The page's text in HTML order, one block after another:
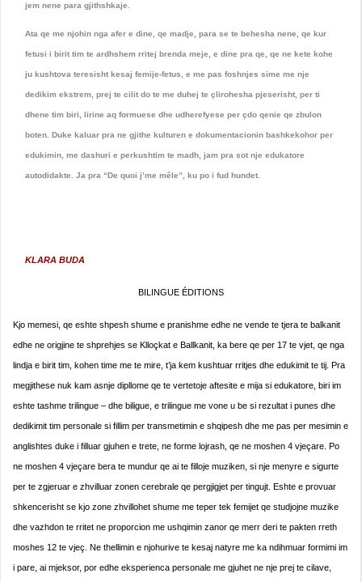
jem nene para gjithshkaje.
Ata qe me njohin nga afer e dine, qe madje, para se te behesha nene, qe kur
fetusi i birit tim te ardhshem rritej brenda meje, e dine pra qe, qe ne kete kohe
ju kushtova teresisht kesaj femije-fetus, e me pas foshnjes sime me nje
dedikim ekstrem, prej te cilit do te me duhej te çlirohesha pjeserisht, per ti
dhene tim biri, lirine aq formuese dhe udherefyese per çdo qenie qe zbulon
boten. Duke kaluar pra ne gjithe kulturen e dokumentacionin bashkekohor per
edukimin, me dashuri e perkushtim te madh, jam pra sot nje edukatore
autodidakte. Ja pra “De quoi j’me mêle”, ku po i fud hundet.
KLARA BUDA
BILINGUE ÉDITIONS
Kjo memesi, qe eshte shpesh shume e pranishme edhe ne vende te tjera te balkanit
edhe ne origjine te shprehjes se Klloçkat e Ballkanit, ka bere qe per 17 te vjet, qe nga
lindja e birit tim, kohen time me te mire, t’ja kem kushtuar rritjes dhe edukimit te tij. Pra
megjithese nuk kam asnje dipllome qe te vertetoje aftesite e mija si edukatore, biri im
eshte tashme trilingue – dhe biligue, e trilingue me vone u be si rezultat i punes dhe
dedikimit tim personale si fillim per transmetimin e shqipesh dhe me pas per mesimin e
anglishtes duke i filluar gjuhen e trete, ne forme lojrash, qe ne moshen 4 vjeçare. Po
ne moshen 4 vjeçare bera te mundur qe ai te filloje muziken, si nje menyre e sigurte
per te zgjeruar e zhvilluar zonen cerebrale qe pergjigjet per tingujt. Eshte e provuar
shkencerisht se kjo zone zhvillohet shume me teper tek femijet qe studjojne muzike
dhe vazhdon te rritet ne proporcion me ushqimin zanor qe merr deri te pakten rreth
moshes 12 te vjeç. Ne thellimin e njohurive te kesaj natyre me ka ndihmuar formimi im
i pare, ai mjeksor, por edhe eksperienca personale me gjuhet ne nje prej te cilave,